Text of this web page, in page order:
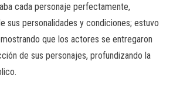
cada personaje perfectamente,
sus personalidades y condiciones; estuvo
que los actores se entregaron
de sus personajes, profundizando la